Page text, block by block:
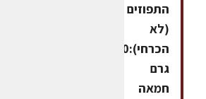
התפוזים
(לא
הכרחי):200
גרם
חמאה